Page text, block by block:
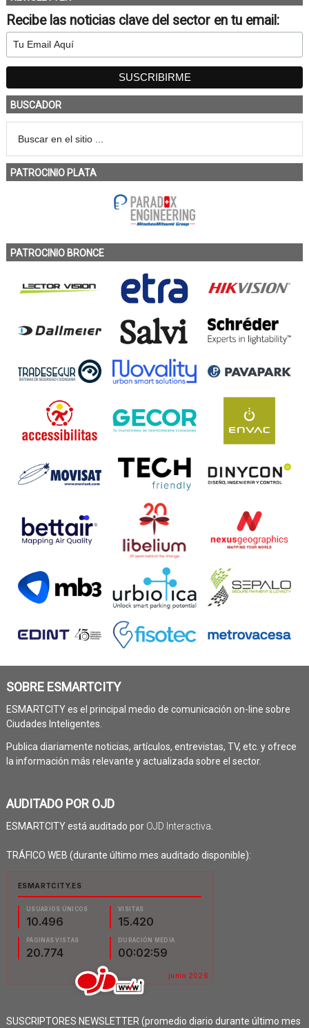
Recibe las noticias clave del sector en tu email:
BUSCADOR
PATROCINIO PLATA
PATROCINIO BRONCE
SOBRE ESMARTCITY
ESMARTCITY es el principal medio de comunicación on-line sobre
Ciudades Inteligentes.
Publica diariamente noticias, artículos, entrevistas, TV, etc. y ofrece
la información más relevante y actualizada sobre el sector.
AUDITADO POR OJD
ESMARTCITY está auditado por OJD Interactiva.
TRÁFICO WEB (durante último mes auditado disponible):
SUSCRIPTORES NEWSLETTER (promedio diario durante último mes